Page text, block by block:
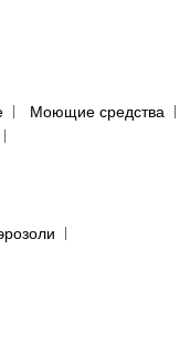
Моющие средства